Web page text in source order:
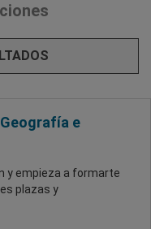
e
y empieza a formarte
plazas y